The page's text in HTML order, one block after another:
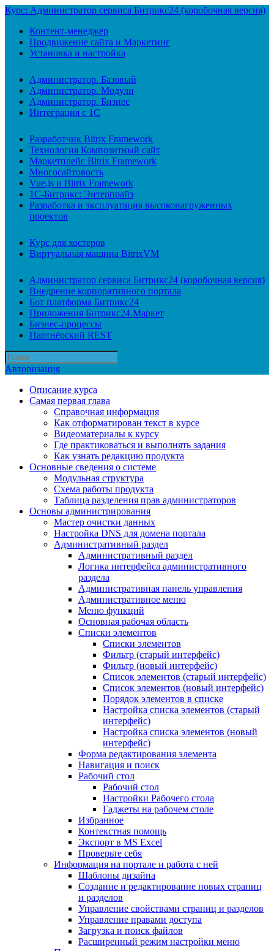
Курс: Администратор сервиса Битрикс24 (коробочная версия)
Контент-менеджер
Продвижение сайта и Маркетинг
Установка и настройка
Администратор. Базовый
Администратор. Модули
Администратор. Бизнес
Интеграция с 1С
Разработчик Bitrix Framework
Технология Композитный сайт
Маркетплейс Bitrix Framework
Многосайтовость
Vue.js и Bitrix Framework
1С-Битрикс: Энтерпрайз
Разработка и эксплуатация высоконагруженных
проектов
Курс для хостеров
Виртуальная машина BitrixVM
Администратор сервиса Битрикс24 (коробочная версия)
Внедрение корпоративного портала
Бот платформа Битрикс24
Приложения Битрикс24.Маркет
Бизнес-процессы
Партнёрский REST
Авторизация
Описание курса
Самая первая глава
Справочная информация
Как отформатирован текст в курсе
Видеоматериалы к курсу
Где практиковаться и выполнять задания
Как узнать редакцию продукта
Основные сведения о системе
Модульная структура
Схема работы продукта
Таблица разделения прав администраторов
Основы администрирования
Мастер очистки данных
Настройка DNS для домена портала
Административный раздел
Административный раздел
Логика интерфейса административного
раздела
Административная панель управления
Административное меню
Меню функций
Основная рабочая область
Списки элементов
Списки элементов
Фильтр (старый интерфейс)
Фильтр (новый интерфейс)
Список элементов (старый интерфейс)
Список элементов (новый интерфейс)
Порядок элементов в списке
Настройка списка элементов (старый
интерфейс)
Настройка списка элементов (новый
интерфейс)
Форма редактирования элемента
Навигация и поиск
Рабочий стол
Рабочий стол
Настройки Рабочего стола
Гаджеты на рабочем столе
Избранное
Контекстная помощь
Экспорт в MS Excel
Проверьте себя
Информация на портале и работа с ней
Шаблоны дизайна
Создание и редактирование новых страниц
и разделов
Управление свойствами страниц и разделов
Управление правами доступа
Загрузка и поиск файлов
Расширенный режим настройки меню